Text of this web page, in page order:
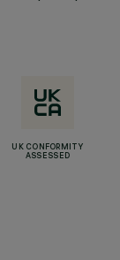
UK CONFORMITY
ASSESSED